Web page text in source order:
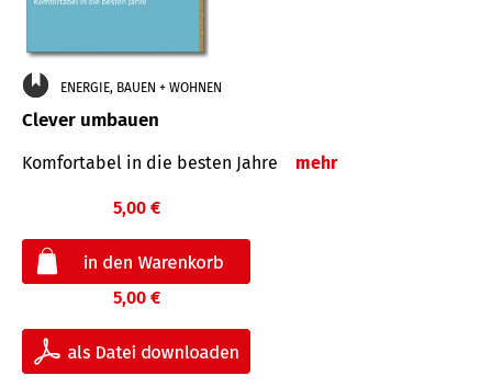
ENERGIE, BAUEN + WOHNEN
Clever umbauen
Komfortabel in die besten Jahre mehr
5,00 €
5,00 €